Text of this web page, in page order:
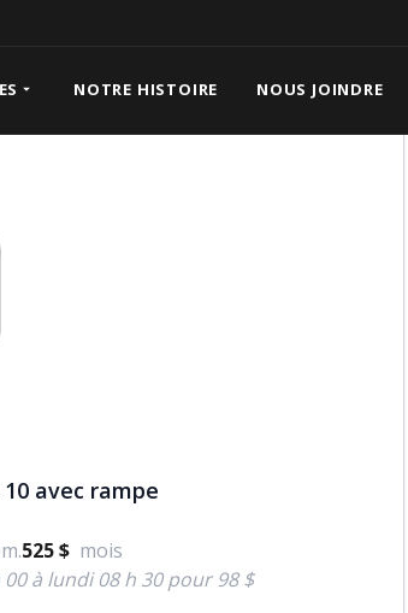
NOTRE HISTOIRE NOUS JOINDRE
avec rampe
525 $ mois
à lundi 08 h 30 pour 98 $